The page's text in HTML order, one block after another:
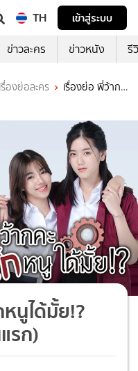
TH
เข้าสู่ระบบ
ข่าวละคร ข่าวหนัง รี
เรื่องย่อละคร
เรื่องย่อ พี่ว้าก
นูได้มั้ย!?
รก)